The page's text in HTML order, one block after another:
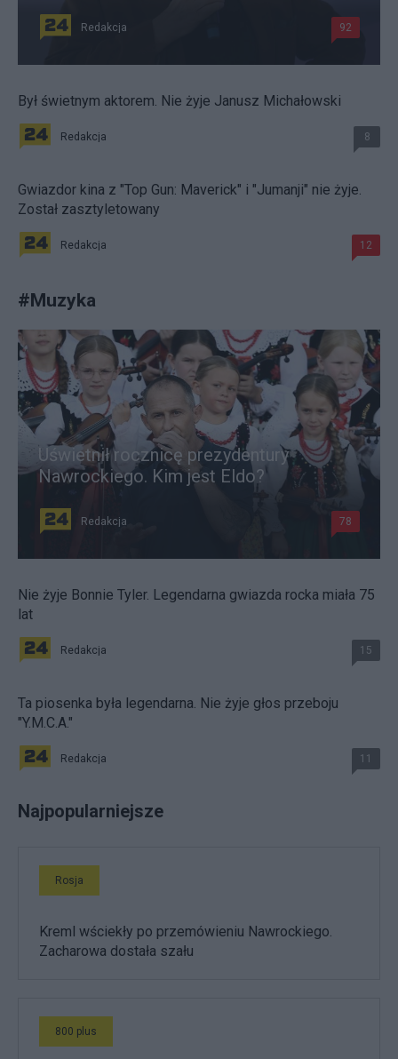
Redakcja 92
Był świetnym aktorem. Nie żyje Janusz Michałowski
Redakcja 8
Gwiazdor kina z "Top Gun: Maverick" i "Jumanji" nie żyje.
Został zasztyletowany
Redakcja 12
#Muzyka
Uświetnił rocznicę prezydentury
Nawrockiego. Kim jest Eldo?
Redakcja 78
Nie żyje Bonnie Tyler. Legendarna gwiazda rocka miała 75
lat
Redakcja 15
Ta piosenka była legendarna. Nie żyje głos przeboju
"Y.M.C.A."
Redakcja 11
Najpopularniejsze
Rosja
Kreml wściekły po przemówieniu Nawrockiego.
Zacharowa dostała szału
800 plus